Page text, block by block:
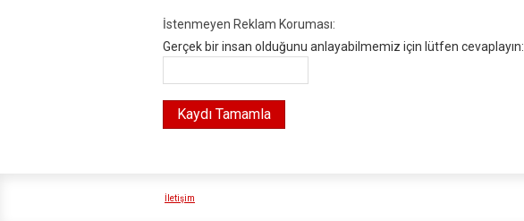
İstenmeyen Reklam Koruması:
Gerçek bir insan olduğunu anlayabilmemiz için lütfen cevaplayın:.
İletişim